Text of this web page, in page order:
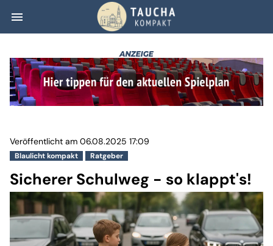
menu Sicherer
Blaulicht kompakt Ratgeber
Veröffentlicht am 06.08.2025 17:09
Sicherer Schulweg - so klappt's!